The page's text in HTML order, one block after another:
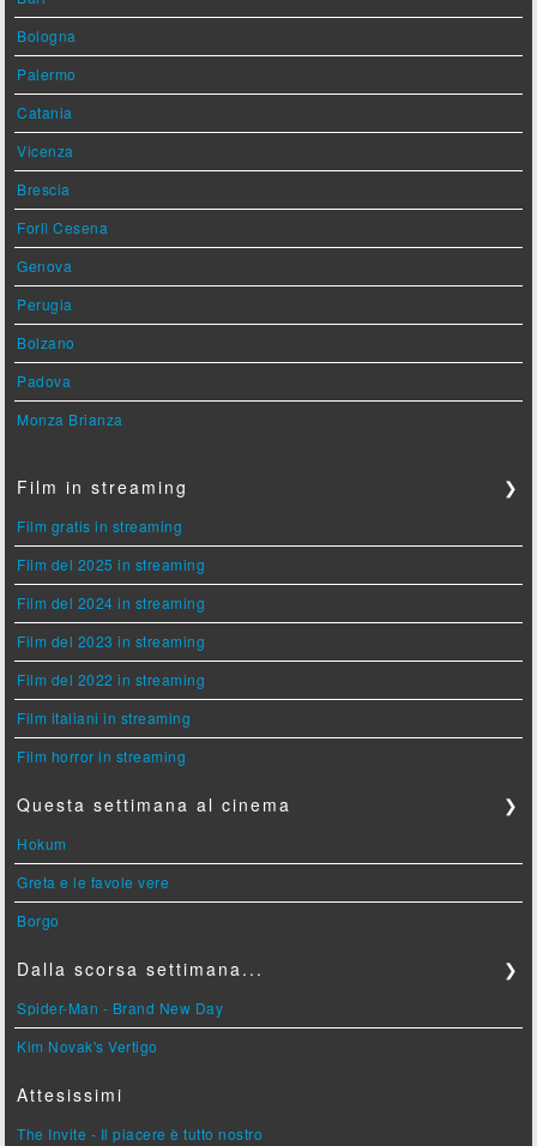
Bologna
Palermo
Catania
Vicenza
Brescia
Forlì Cesena
Genova
Perugia
Bolzano
Padova
Monza Brianza
Film in streaming ❯
Film gratis in streaming
Film del 2025 in streaming
Film del 2024 in streaming
Film del 2023 in streaming
Film del 2022 in streaming
Film italiani in streaming
Film horror in streaming
Questa settimana al cinema ❯
Hokum
Greta e le favole vere
Borgo
Dalla scorsa settimana... ❯
Spider-Man - Brand New Day
Kim Novak's Vertigo
Attesissimi
The Invite - Il piacere è tutto nostro